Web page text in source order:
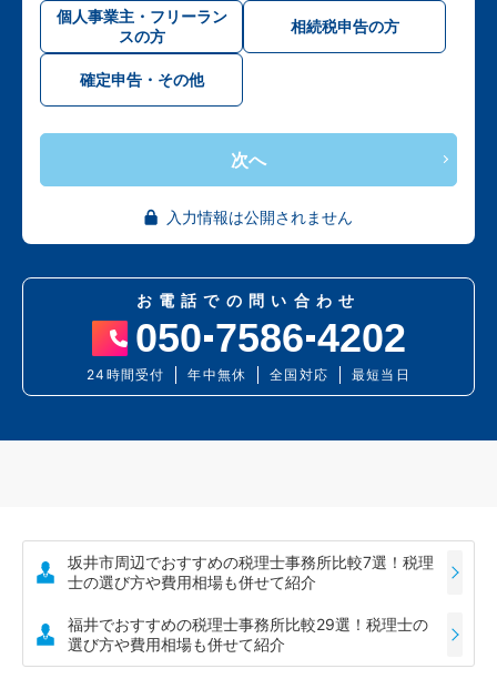
個人事業主・フリーラン
スの方
相続税申告の方
確定申告・その他
次へ
入力情報は公開されません
お電話での問い合わせ
050 7586 4202
24時間受付 年中無休 全国対応 最短当日
坂井市周辺でおすすめの税理士事務所比較7選！税理
士の選び方や費用相場も併せて紹介
福井でおすすめの税理士事務所比較29選！税理士の
選び方や費用相場も併せて紹介